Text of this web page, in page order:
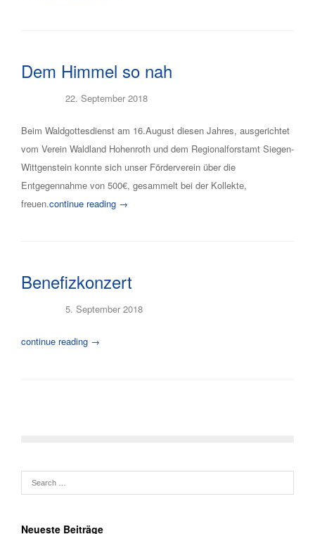
Dem Himmel so nah
22. September 2018
Beim Waldgottesdienst am 16.August diesen Jahres, ausgerichtet
vom Verein Waldland Hohenroth und dem Regionalforstamt Siegen-
Wittgenstein konnte sich unser Förderverein über die
Entgegennahme von 500€, gesammelt bei der Kollekte,
freuen.continue reading →
Benefizkonzert
5. September 2018
continue reading →
Neueste Beiträge